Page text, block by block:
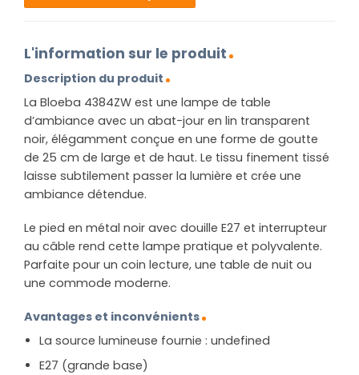
L'information sur le produit
Description du produit
La Bloeba 4384ZW est une lampe de table
d’ambiance avec un abat-jour en lin transparent
noir, élégamment conçue en une forme de goutte
de 25 cm de large et de haut. Le tissu finement tissé
laisse subtilement passer la lumière et crée une
ambiance détendue.
Le pied en métal noir avec douille E27 et interrupteur
au câble rend cette lampe pratique et polyvalente.
Parfaite pour un coin lecture, une table de nuit ou
une commode moderne.
Avantages et inconvénients
La source lumineuse fournie : undefined
E27 (grande base)